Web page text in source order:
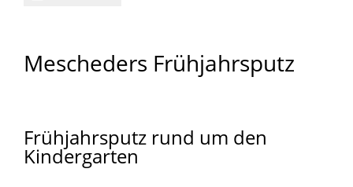
Mescheders Frühjahrsputz
Frühjahrsputz rund um den
Kindergarten